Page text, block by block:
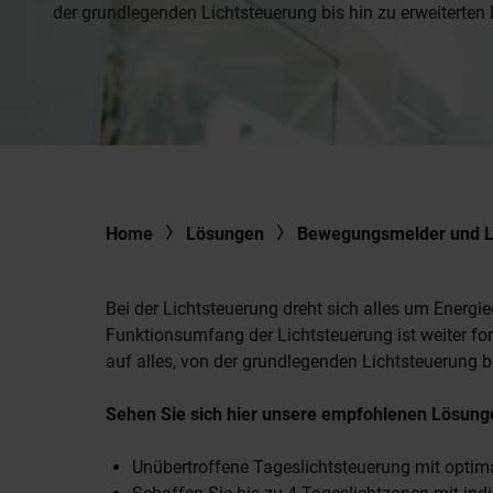
der grundlegenden Lichtsteuerung bis hin zu erweiterten
Home Lösungen Bewegungsmelder und
Bei der Lichtsteuerung dreht sich alles um
Funktionsumfang der Lichtsteuerung ist weiter
auf alles, von der grundlegenden Lichtsteuerung
Sehen Sie sich hier unsere empfohlenen
Unübertroffene Tageslichtsteuerung mit